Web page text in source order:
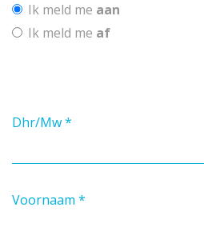
Ik meld me aan
Ik meld me af
Dhr/Mw*
Voornaam *